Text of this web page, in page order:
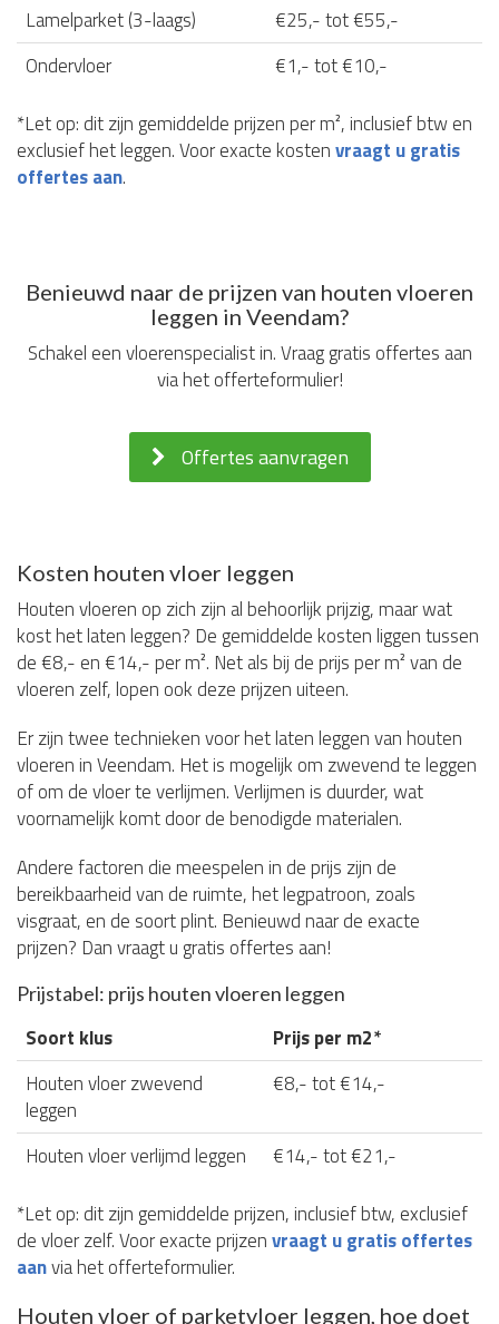
Lamelparket (3-laags)
€25,- tot €55,-
Ondervloer
€1,- tot €10,-
*Let op: dit zijn gemiddelde prijzen per m², inclusief btw en
exclusief het leggen. Voor exacte kostenvraagt u gratis
offertes aan.
Benieuwd naar de prijzen van houten vloeren
leggen in Veendam?
Schakel een vloerenspecialist in. Vraag gratis offertes aan
via het offerteformulier!
Offertes aanvragen
Kosten houten vloer leggen
Houten vloeren op zich zijn al behoorlijk prijzig, maar wat
kost het laten leggen? De gemiddelde kosten liggen tussen
de €8,- en €14,- per m². Net als bij de prijs per m² van de
vloeren zelf, lopen ook deze prijzen uiteen.
Er zijn twee technieken voor het laten leggen van houten
vloeren in Veendam. Het is mogelijk om zwevend te leggen
of om de vloer te verlijmen. Verlijmen is duurder, wat
voornamelijk komt door de benodigde materialen.
Andere factoren die meespelen in de prijs zijn de
bereikbaarheid van de ruimte, het legpatroon, zoals
visgraat, en de soort plint. Benieuwd naar de exacte
prijzen? Dan vraagt u gratis offertes aan!
Prijstabel: prijs houten vloeren leggen
Soort klus
Prijs per m2*
Houten vloer zwevend
leggen
€8,- tot €14,-
Houten vloer verlijmd leggen
€14,- tot €21,-
*Let op: dit zijn gemiddelde prijzen, inclusief btw, exclusief
de vloer zelf. Voor exacte prijzenvraagt u gratis offertes
aanvia het offerteformulier.
Houten vloer of parketvloer leggen, hoe doet